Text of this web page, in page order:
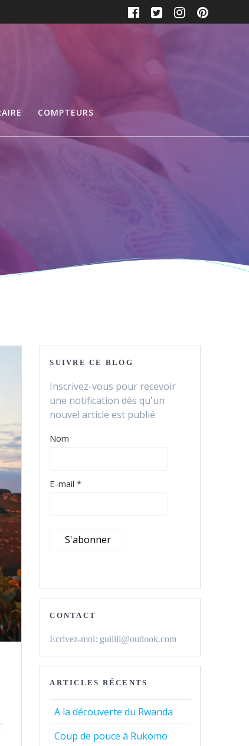
COMPTEURS
SUIVRE CE BLOG
Inscrivez-vous pour recevoir
une notification dès qu'un
nouvel article est publié
Nom
E-mail *
CONTACT
Ecrivez-moi: guilili@outlook.com
ARTICLES RÉCENTS
A la découverte du Rwanda
Coup de pouce à Rukomo